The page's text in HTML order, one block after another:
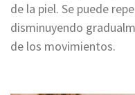
de la piel. Se puede
disminuyendo
de los movimientos.